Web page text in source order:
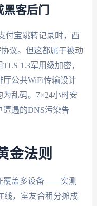
客后门
付宝跳转记录时，西
议。但这都属于被动
1.3军用级加密，
公共WiFi传输设计
乱码。7×24小时安
遇的DNS污染告
金法则
覆盖多设备——实测
线，室友合租分摊成